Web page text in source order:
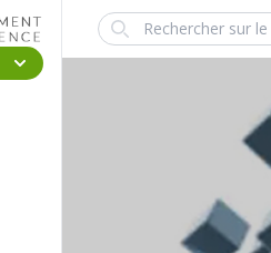
Search